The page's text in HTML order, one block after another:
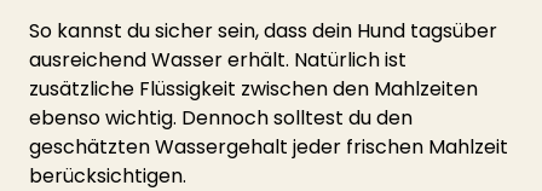
So kannst du sicher sein, dass dein Hund tagsüber
ausreichend Wasser erhält. Natürlich ist
zusätzliche Flüssigkeit zwischen den Mahlzeiten
ebenso wichtig. Dennoch solltest du den
geschätzten Wassergehalt jeder frischen Mahlzeit
berücksichtigen.